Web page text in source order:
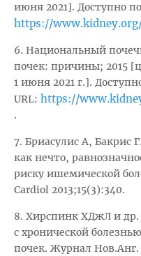
июня 2021]. Доступно
https://
6. Национальный
почек: причины; 2015
1 июня 2021 г.].
URL: https://
.
7. Бриасулис А, Бакрис
как нечто,
риску ишемической
Cardiol 2013;15(3):340.
8. Хирспинк ХДжЛ и
с хронической болезнью
почек. Журнал Нов.Анг.